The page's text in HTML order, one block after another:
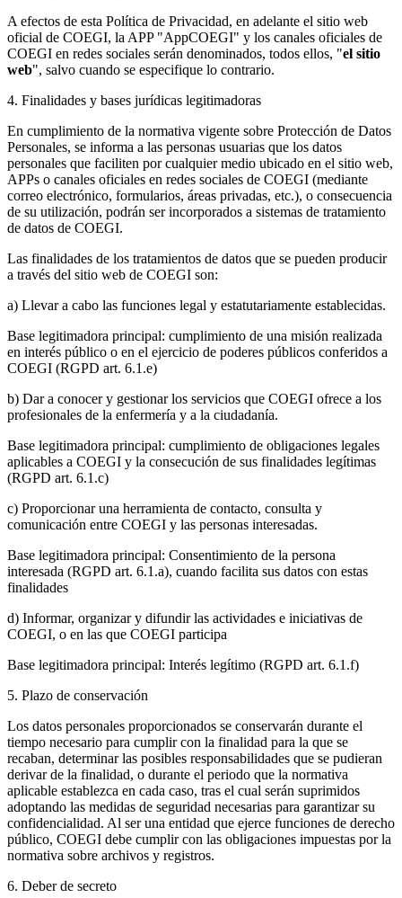
A efectos de esta Política de Privacidad, en adelante el sitio web
oficial de COEGI, la APP "AppCOEGI" y los canales oficiales de
COEGI en redes sociales serán denominados, todos ellos, "el sitio
web", salvo cuando se especifique lo contrario.
4. Finalidades y bases jurídicas legitimadoras
En cumplimiento de la normativa vigente sobre Protección de Datos
Personales, se informa a las personas usuarias que los datos
personales que faciliten por cualquier medio ubicado en el sitio web,
APPs o canales oficiales en redes sociales de COEGI (mediante
correo electrónico, formularios, áreas privadas, etc.), o consecuencia
de su utilización, podrán ser incorporados a sistemas de tratamiento
de datos de COEGI.
Las finalidades de los tratamientos de datos que se pueden producir
a través del sitio web de COEGI son:
a) Llevar a cabo las funciones legal y estatutariamente establecidas.
Base legitimadora principal: cumplimiento de una misión realizada
en interés público o en el ejercicio de poderes públicos conferidos a
COEGI (RGPD art. 6.1.e)
b) Dar a conocer y gestionar los servicios que COEGI ofrece a los
profesionales de la enfermería y a la ciudadanía.
Base legitimadora principal: cumplimiento de obligaciones legales
aplicables a COEGI y la consecución de sus finalidades legítimas
(RGPD art. 6.1.c)
c) Proporcionar una herramienta de contacto, consulta y
comunicación entre COEGI y las personas interesadas.
Base legitimadora principal: Consentimiento de la persona
interesada (RGPD art. 6.1.a), cuando facilita sus datos con estas
finalidades
d) Informar, organizar y difundir las actividades e iniciativas de
COEGI, o en las que COEGI participa
Base legitimadora principal: Interés legítimo (RGPD art. 6.1.f)
5. Plazo de conservación
Los datos personales proporcionados se conservarán durante el
tiempo necesario para cumplir con la finalidad para la que se
recaban, determinar las posibles responsabilidades que se pudieran
derivar de la finalidad, o durante el periodo que la normativa
aplicable establezca en cada caso, tras el cual serán suprimidos
adoptando las medidas de seguridad necesarias para garantizar su
confidencialidad. Al ser una entidad que ejerce funciones de derecho
público, COEGI debe cumplir con las obligaciones impuestas por la
normativa sobre archivos y registros.
6. Deber de secreto